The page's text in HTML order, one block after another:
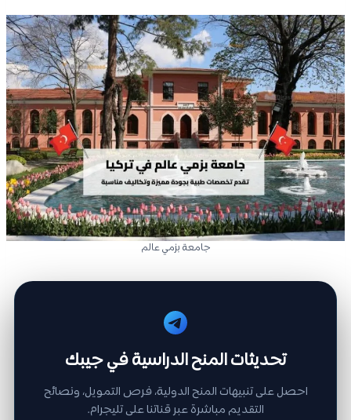
جامعة بزمي عالم
تحديثات المنح الدراسية في جيبك
احصل على تنبيهات المنح الدولية، فرص التمويل، ونصائح
التقديم مباشرة عبر قناتنا على تليجرام.